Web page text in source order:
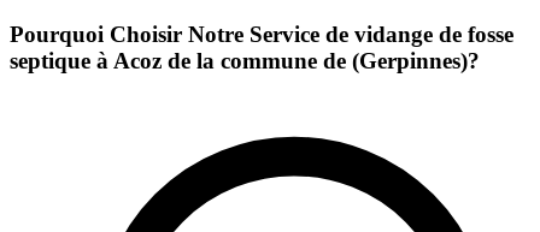
Pourquoi Choisir Notre Service de vidange de fosse
septique à Acoz de la commune de (Gerpinnes)?